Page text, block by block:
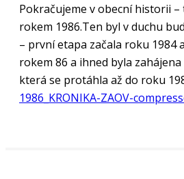
Pokračujeme v obecní historii
rokem 1986.Ten byl v duchu
– první etapa začala roku 1984
rokem 86 a ihned byla
která se protáhla až do roku
1986_KRONIKA-ZAOV-